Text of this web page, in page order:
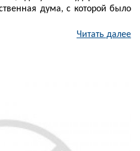
дума, с которой было
Читать далее